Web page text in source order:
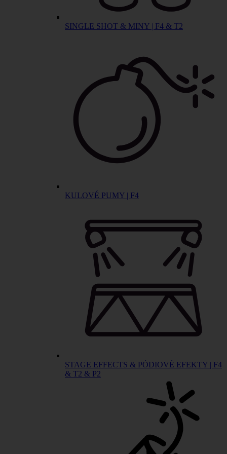
SINGLE SHOT & MINY | F4 & T2
KULOVÉ PUMY | F4
STAGE EFFECTS & PÓDIOVÉ EFEKTY | F4
& T2 & P2